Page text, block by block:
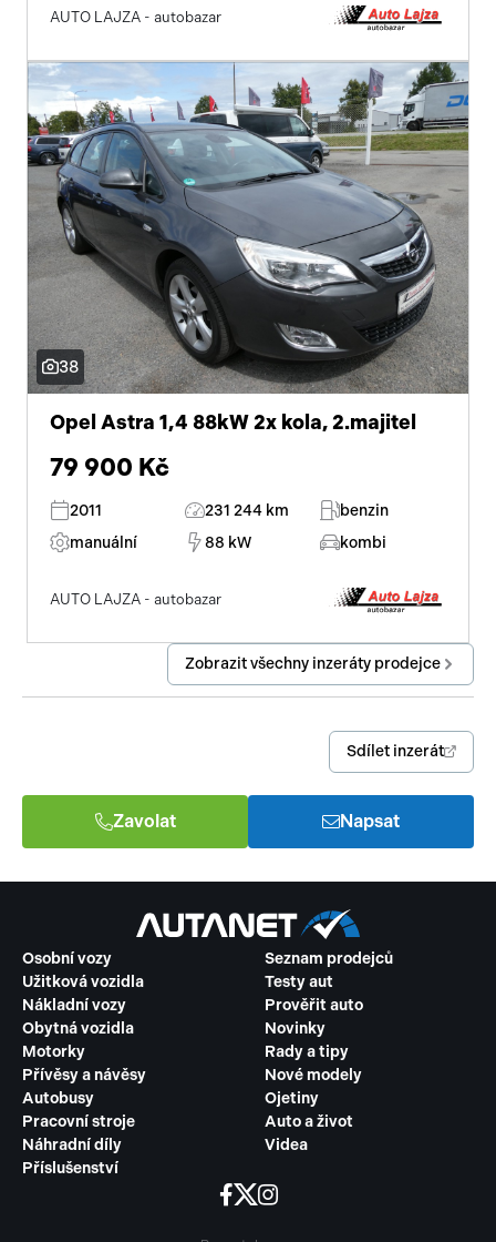
AUTO LAJZA - autobazar
38
Opel Astra 1,4 88kW 2x kola, 2.majitel
79 900 Kč
2011 231 244 km
benzin
manuální
88 kW kombi
AUTO LAJZA - autobazar
Zobrazit všechny inzeráty prodejce
Sdílet inzerát
Zavolat Napsat
Osobní vozy
Užitková vozidla
Nákladní vozy
Obytná vozidla
Motorky
Přívěsy a návěsy
Autobusy
Pracovní stroje
Náhradní díly
Příslušenství
Seznam prodejců
Testy aut
Prověřit auto
Novinky
Rady a tipy
Nové modely
Ojetiny
Auto a život
Videa